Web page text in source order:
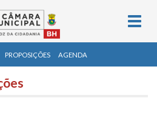
PROPOSIÇÕES AGENDA